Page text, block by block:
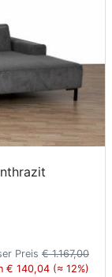
Preis € 1.167,00
€ 140,04 (≈ 12%)